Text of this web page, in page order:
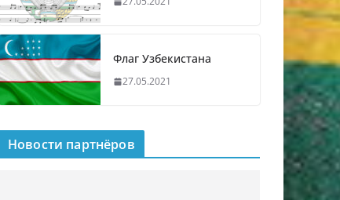
Флаг Узбекистана
27.05.2021
Новости партнёров